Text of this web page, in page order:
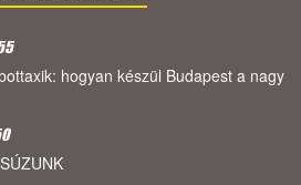
hogyan készül Budapest a nagy